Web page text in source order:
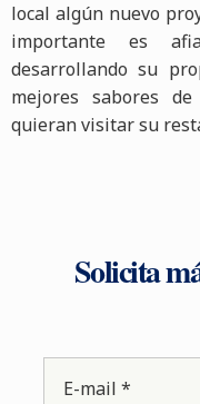
local algún nuevo
importante es
desarrollando su
mejores sabores
quieran visitar su
Solicita
E-mail *